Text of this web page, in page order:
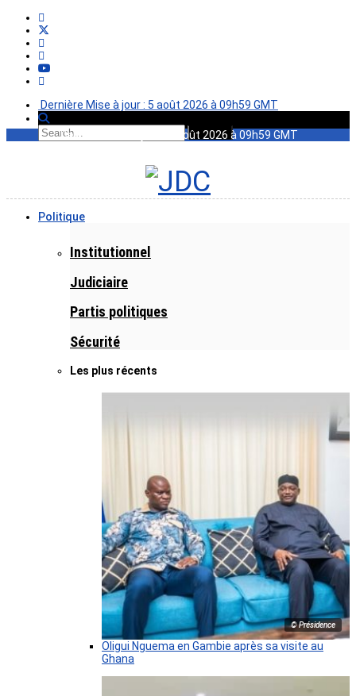
Dernière Mise à jour : 5 août 2026 à 09h59 GMT
Dernière Mise à jour : 5 août 2026 à 09h59 GMT
Politique
Institutionnel
Judiciaire
Partis politiques
Sécurité
Les plus récents
© Présidence
Oligui Nguema en Gambie après sa visite au
Ghana